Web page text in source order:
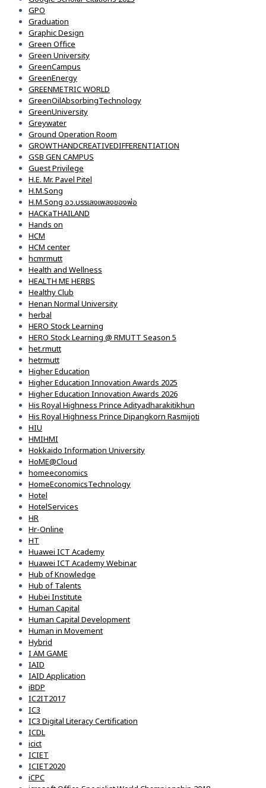
GPO
Graduation
Graphic Design
Green Office
Green University
GreenCampus
GreenEnergy
GREENMETRIC WORLD
GreenOilAbsorbingTechnology
GreenUniversity
Greywater
Ground Operation Room
GROWTHANDCREATIVEDIFFERENTIATION
GSB GEN CAMPUS
Guest Privilege
H.E. Mr. Pavel Pitel
H.M.Song
H.M.Song อว.บรรเลงเพลงของพ่อ
HACKaTHAILAND
Hands on
HCM
HCM center
hcmrmutt
Health and Wellness
HEALTH ME HERBS
Healthy Club
Henan Normal University
herbal
HERO Stock Learning
HERO Stock Learning @ RMUTT Season 5
het.rmutt
hetrmutt
Higher Education
Higher Education Innovation Awards 2025
Higher Education Innovation Awards 2026
His Royal Highness Prince Adityadharakitikhun
His Royal Highness Prince Dipangkorn Rasmijoti
HIU
HMIHMI
Hokkaido Information University
HoME@Cloud
homeeconomics
HomeEconomicsTechnology
Hotel
HotelServices
HR
Hr-Online
HT
Huawei ICT Academy
Huawei ICT Academy Webinar
Hub of Knowledge
Hub of Talents
Hubei Institute
Human Capital
Human Capital Development
Human in Movement
Hybrid
I AM GAME
IAID
IAID Application
iBDP
IC2IT2017
IC3
IC3 Digital Literacy Certification
ICDL
icict
ICIET
ICIET2020
iCPC